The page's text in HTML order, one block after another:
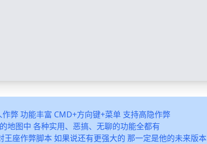
弊 功能丰富 CMD+方向键+菜单 支持高隐作弊
地图中 各种实用、恶搞、无聊的功能全都有
座作弊脚本 如果说还有更强大的 那一定是他的未来版本